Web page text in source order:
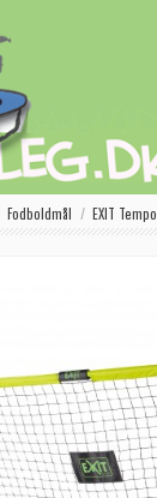
Fodboldmål
EXIT